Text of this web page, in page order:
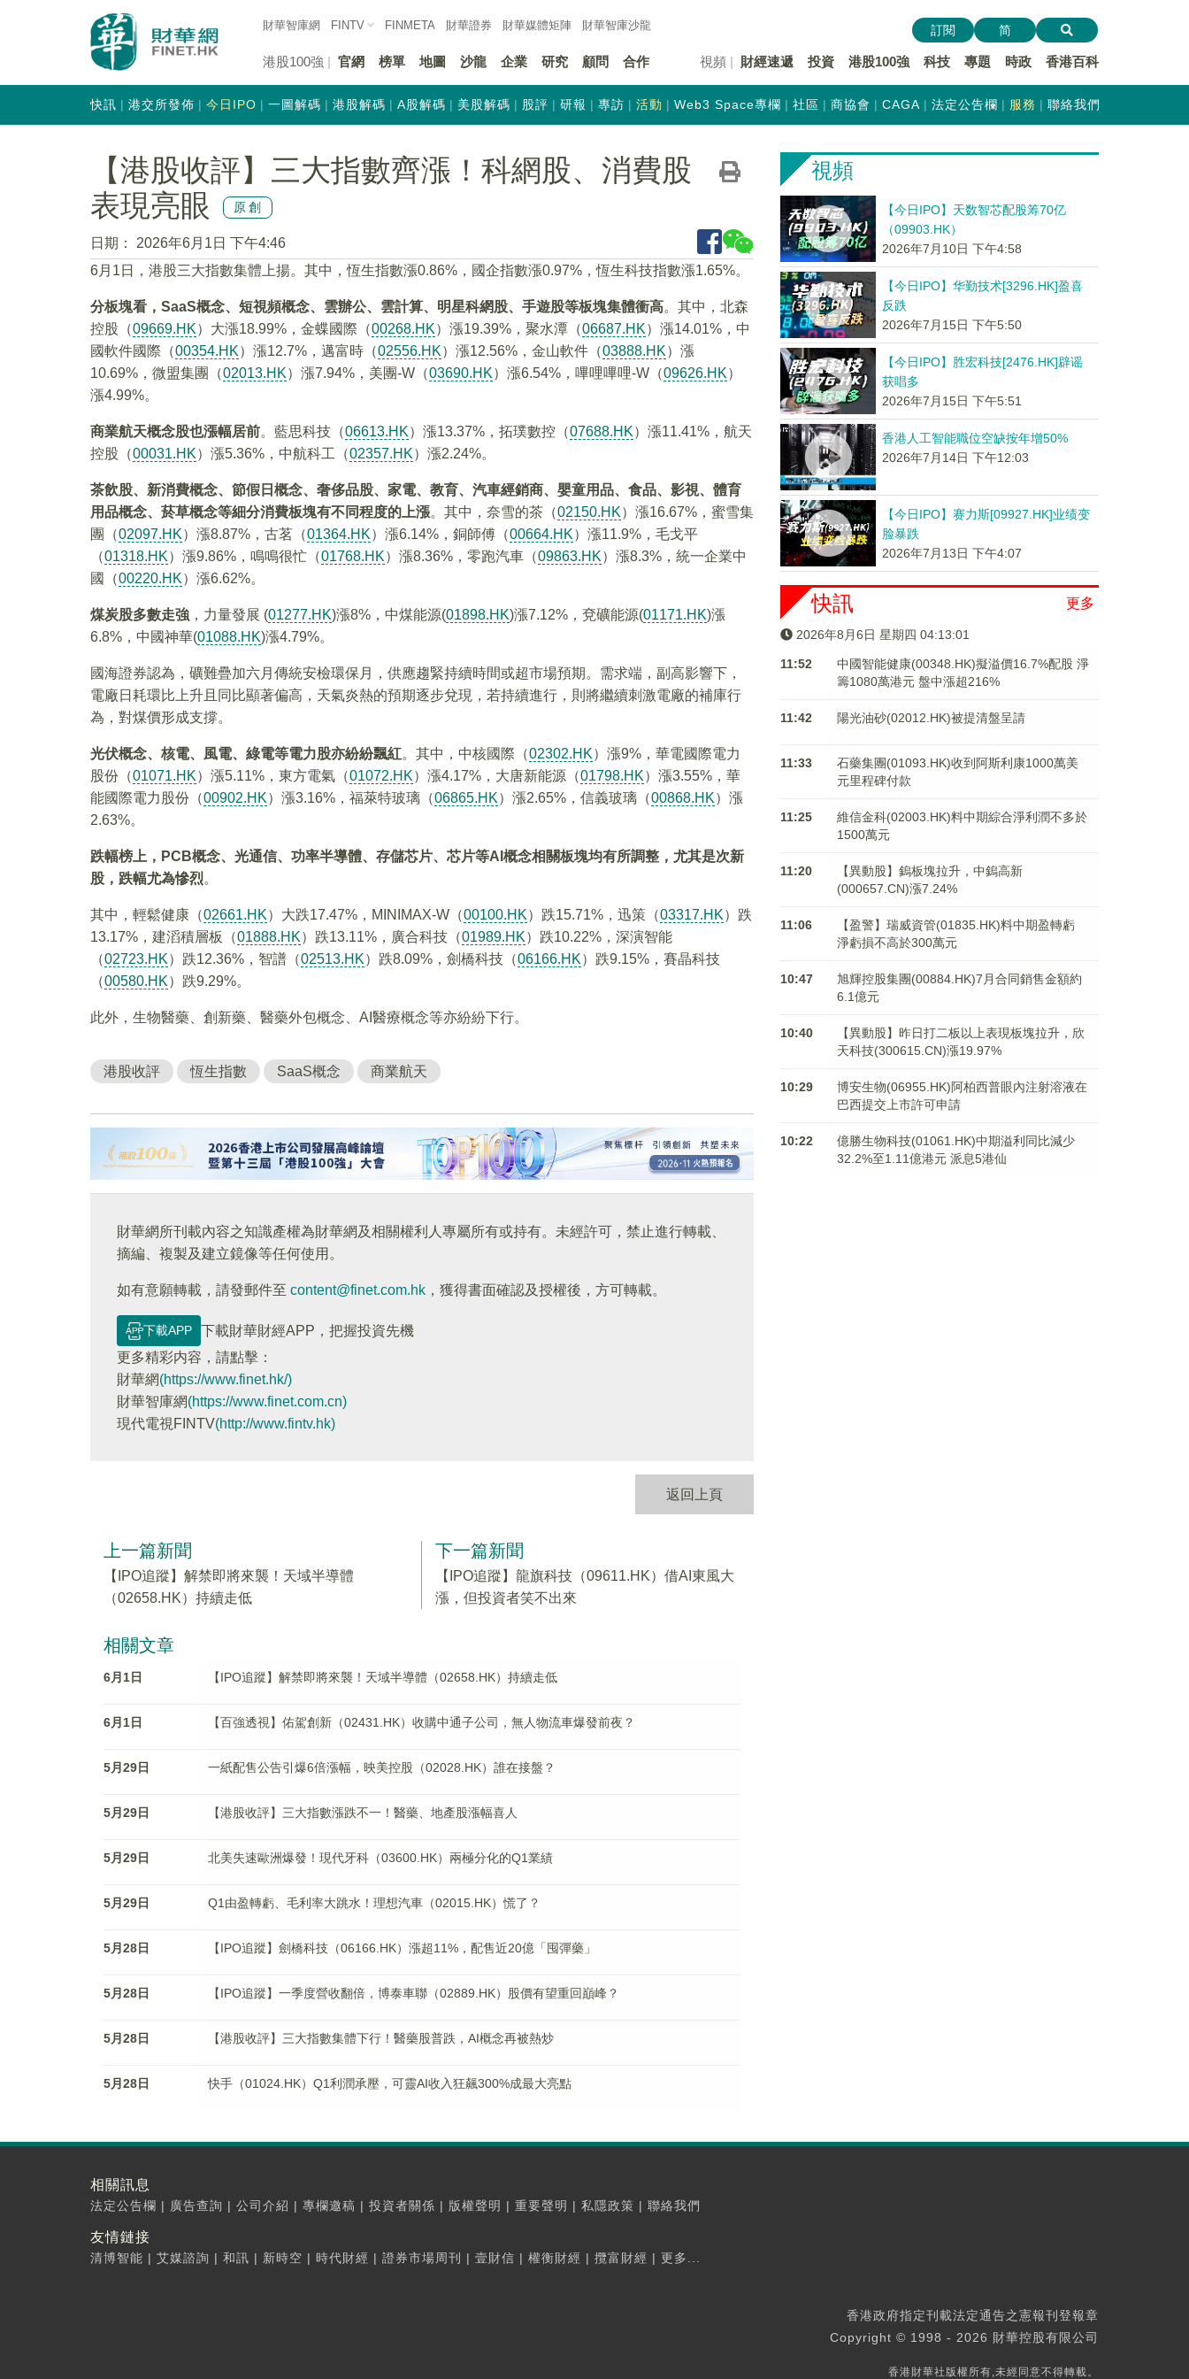
財華智庫網 FINTV FINMETA 財華證券 財華媒體矩陣 財華智庫沙龍
港股100強 官網 榜單 地圖 沙龍 企業 研究 顧問 合作 視頻 財經速遞 投資 港股100強 科技 專題 時政 香港百科
訂閱 简
快訊 港交所發佈 今日IPO 一圖解碼 港股解碼 A股解碼 美股解碼 股評 研報 專訪 活動 Web3 Space專欄 社區 商協會 CAGA 法定公告欄 服務 聯絡我們
【港股收評】三大指數齊漲！科網股、消費股
表現亮眼
原創
日期：
2026年6月1日 下午4:46
6月1日，港股三大指數集體上揚。其中，恆生指數漲0.86%，國企指數漲0.97%，恆生科技指數漲1.65%。
分板塊看，SaaS概念、短視頻概念、雲辦公、雲計算、明星科網股、手遊股等板塊集體衝高。其中，北森
控股（09669.HK）大漲18.99%，金蝶國際（00268.HK）漲19.39%，聚水潭（06687.HK）漲14.01%，中
國軟件國際（00354.HK）漲12.7%，邁富時（02556.HK）漲12.56%，金山軟件（03888.HK）漲
10.69%，微盟集團（02013.HK）漲7.94%，美團-W（03690.HK）漲6.54%，嗶哩嗶哩-W（09626.HK）
漲4.99%。
商業航天概念股也漲幅居前。藍思科技（06613.HK）漲13.37%，拓璞數控（07688.HK）漲11.41%，航天
控股（00031.HK）漲5.36%，中航科工（02357.HK）漲2.24%。
茶飲股、新消費概念、節假日概念、奢侈品股、家電、教育、汽車經銷商、嬰童用品、食品、影視、體育
用品概念、菸草概念等細分消費板塊有不同程度的上漲。其中，奈雪的茶（02150.HK）漲16.67%，蜜雪集
團（02097.HK）漲8.87%，古茗（01364.HK）漲6.14%，銅師傅（00664.HK）漲11.9%，毛戈平
（01318.HK）漲9.86%，鳴鳴很忙（01768.HK）漲8.36%，零跑汽車（09863.HK）漲8.3%，統一企業中
國（00220.HK）漲6.62%。
煤炭股多數走強 ，力量發展 (01277.HK)漲8%，中煤能源(01898.HK)漲7.12%，兗礦能源(01171.HK)漲
6.8%，中國神華(01088.HK)漲4.79%。
國海證券認為，礦難疊加六月傳統安檢環保月，供應趨緊持續時間或超市場預期。需求端，副高影響下，
電廠日耗環比上升且同比顯著偏高，天氣炎熱的預期逐步兌現，若持續進行，則將繼續刺激電廠的補庫行
為，對煤價形成支撐。
光伏概念、核電、風電、綠電等電力股亦紛紛飄紅。其中，中核國際（02302.HK）漲9%，華電國際電力
股份（01071.HK）漲5.11%，東方電氣（01072.HK）漲4.17%，大唐新能源（01798.HK）漲3.55%，華
能國際電力股份（00902.HK）漲3.16%，福萊特玻璃（06865.HK）漲2.65%，信義玻璃（00868.HK）漲
2.63%。
跌幅榜上，PCB概念、光通信、功率半導體、存儲芯片、芯片等AI概念相關板塊均有所調整，尤其是次新
股，跌幅尤為慘烈。
其中，輕鬆健康（02661.HK）大跌17.47%，MINIMAX-W（00100.HK）跌15.71%，迅策（03317.HK）跌
13.17%，建滔積層板（01888.HK）跌13.11%，廣合科技（01989.HK）跌10.22%，深演智能
（02723.HK）跌12.36%，智譜（02513.HK）跌8.09%，劍橋科技（06166.HK）跌9.15%，賽晶科技
（00580.HK）跌9.29%。
此外，生物醫藥、創新藥、醫藥外包概念、AI醫療概念等亦紛紛下行。
港股收評 恆生指數 SaaS概念 商業航天
財華網所刊載內容之知識產權為財華網及相關權利人專屬所有或持有。未經許可，禁止進行轉載、
摘編、複製及建立鏡像等任何使用。
如有意願轉載，請發郵件至 content@finet.com.hk ，獲得書面確認及授權後，方可轉載。
下載APP
下載財華財經APP，把握投資先機
更多精彩内容，請點擊：
財華網(https://www.finet.hk/)
財華智庫網(https://www.finet.com.cn)
現代電視FINTV(http://www.fintv.hk)
返回上頁
上一篇新聞
【IPO追蹤】解禁即將來襲！天域半導體
（02658.HK）持續走低
下一篇新聞
【IPO追蹤】龍旗科技（09611.HK）借AI東風大
漲，但投資者笑不出來
相關文章
6月1日 【IPO追蹤】解禁即將來襲！天域半導體（02658.HK）持續走低
6月1日 【百強透視】佑駕創新（02431.HK）收購中通子公司，無人物流車爆發前夜？
5月29日 一紙配售公告引爆6倍漲幅，映美控股（02028.HK）誰在接盤？
5月29日 【港股收評】三大指數漲跌不一！醫藥、地產股漲幅喜人
5月29日 北美失速歐洲爆發！現代牙科（03600.HK）兩極分化的Q1業績
5月29日 Q1由盈轉虧、毛利率大跳水！理想汽車（02015.HK）慌了？
5月28日 【IPO追蹤】劍橋科技（06166.HK）漲超11%，配售近20億「囤彈藥」
5月28日 【IPO追蹤】一季度營收翻倍，博泰車聯（02889.HK）股價有望重回巔峰？
5月28日 【港股收評】三大指數集體下行！醫藥股普跌，AI概念再被熱炒
5月28日 快手（01024.HK）Q1利潤承壓，可靈AI收入狂飆300%成最大亮點
視頻
【今日IPO】天数智芯配股筹70亿
（09903.HK）
2026年7月10日 下午4:58
【今日IPO】华勤技术[3296.HK]盈喜
反跌
2026年7月15日 下午5:50
【今日IPO】胜宏科技[2476.HK]辟谣
获唱多
2026年7月15日 下午5:51
香港人工智能職位空缺按年增50%
2026年7月14日 下午12:03
【今日IPO】赛力斯[09927.HK]业绩变
脸暴跌
2026年7月13日 下午4:07
更多
快訊
2026年8月6日 星期四 04:13:02
11:52
中國智能健康(00348.HK)擬溢價16.7%配股 淨
籌1080萬港元 ​​​​​​​盤中漲超216%
11:42 陽光油砂(02012.HK)被提清盤呈請
11:33
石藥集團(01093.HK)收到阿斯利康1000萬美
元里程碑付款
11:25
維信金科(02003.HK)料中期綜合淨利潤不多於
1500萬元
11:20
【異動股】鎢板塊拉升，中鎢高新
(000657.CN)漲7.24%
11:06
【盈警】瑞威資管(01835.HK)料中期盈轉虧
淨虧損不高於300萬元
10:47
旭輝控股集團(00884.HK)7月合同銷售金額約
6.1億元
10:40
【異動股】昨日打二板以上表現板塊拉升，欣
天科技(300615.CN)漲19.97%
10:29
博安生物(06955.HK)阿柏西普眼內注射溶液在
巴西提交上市許可申請
10:22
億勝生物科技(01061.HK)中期溢利同比減少
32.2%至1.11億港元 派息5港仙
相關訊息
法定公告欄 | 廣告查詢 | 公司介紹 | 專欄邀稿 | 投資者關係 | 版權聲明 | 重要聲明 | 私隱政策 | 聯絡我們
友情鏈接
清博智能 | 艾媒諮詢 | 和訊 | 新時空 | 時代財經 | 證券市場周刊 | 壹財信 | 權衡財經 | 攬富財經 | 更多...
香港政府指定刊載法定通告之憲報刊登報章
Copyright © 1998 - 2026 財華控股有限公司
香港財華社版權所有,未經同意不得轉載。